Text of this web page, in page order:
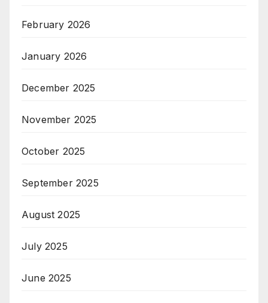
February 2026
January 2026
December 2025
November 2025
October 2025
September 2025
August 2025
July 2025
June 2025